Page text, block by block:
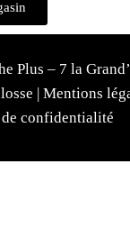
Plus – 7 la
| Mentions
de confidentialité